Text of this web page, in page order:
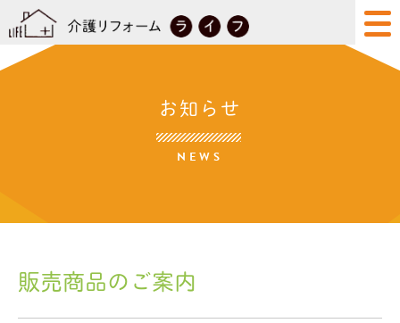
お知らせ
NEWS
販売商品のご案内